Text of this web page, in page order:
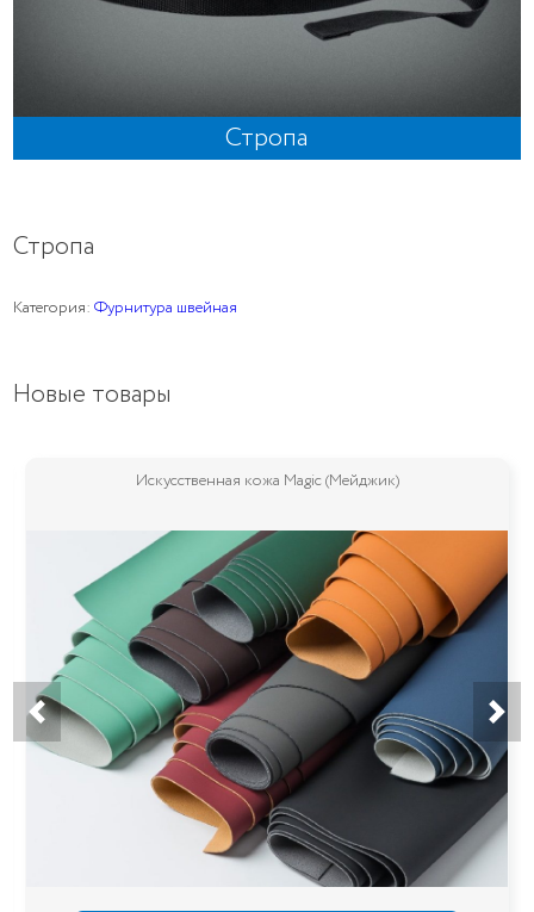
Стропа
Стропа
Категория:Фурнитура швейная
Новые товары
Искусственная кожа Magic (Мейджик)